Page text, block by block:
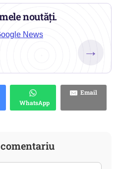
noutăți.
News
→
WhatsApp
Email